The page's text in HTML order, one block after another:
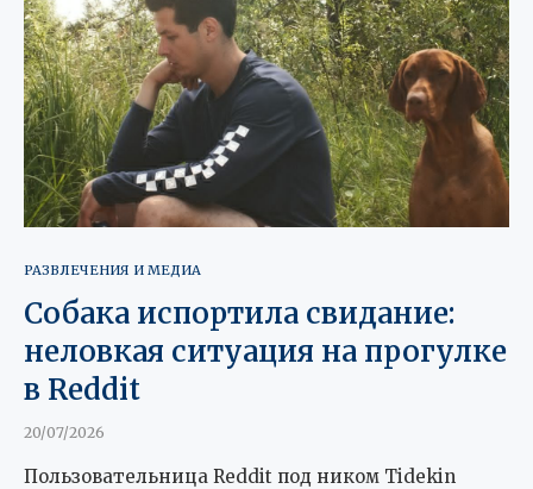
РАЗВЛЕЧЕНИЯ И МЕДИА
Собака испортила свидание:
неловкая ситуация на прогулке
в Reddit
20/07/2026
Пользовательница Reddit под ником Tidekin